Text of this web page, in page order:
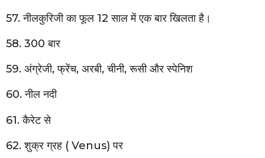
57. नीलकुरिजी का फूल 12 साल में एक बार खिलता है।
58. 300 बार
59. अंग्रेजी, फ्रेंच, अरबी, चीनी, रूसी और स्पेनिश
60. नील नदी
61. कैरेट से
62. शुक्र ग्रह ( Venus) पर